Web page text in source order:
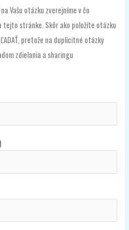
Vašu otázku zverejníme v čo
tejto stránke. Skôr ako položíte otázku
pretože na duplicitné otázky
zdielania a sharingu